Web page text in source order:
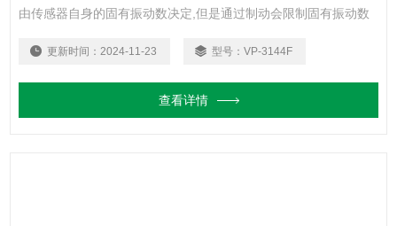
由传感器自身的固有振动数决定,但是通过制动会限制固有振动数
更新时间： 2024-11-23 型号： VP-3144F
查看详情